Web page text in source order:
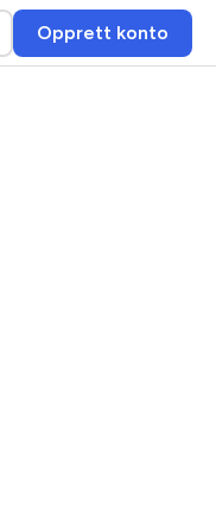
Opprett konto